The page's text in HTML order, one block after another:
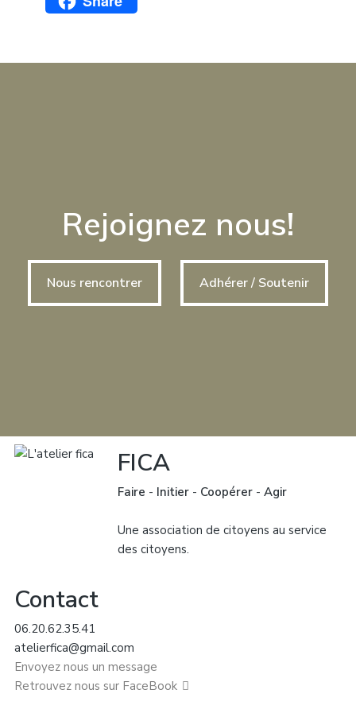
Rejoignez nous!
Nous rencontrer Adhérer / Soutenir
FICA
Faire - Initier- Coopérer- Agir
Une association de citoyens au service
des citoyens.
Contact
06.20.62.35.41
atelierfica@gmail.com
Envoyez nous un message
Retrouvez nous sur FaceBook